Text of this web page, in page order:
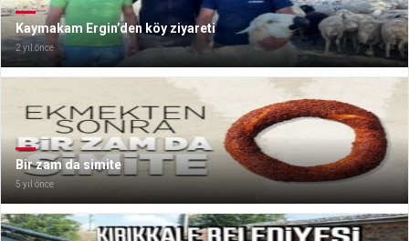
Kaymakam Ergin’den köy ziyareti
2 yıl önce
Bir zam da simite
5 yıl önce